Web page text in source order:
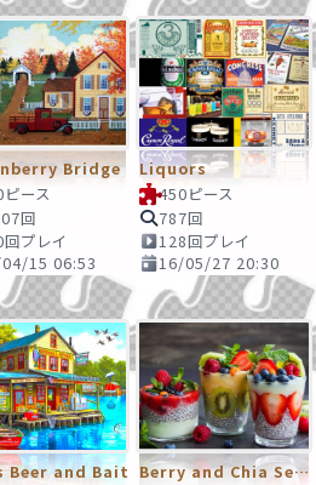
Bridge
ース
回
プレイ
15 06:53
Liquors
450ピース
787回
128回プレイ
16/05/27 20:30
Beer and Bait
Berry and Chia Seeds Smoothie